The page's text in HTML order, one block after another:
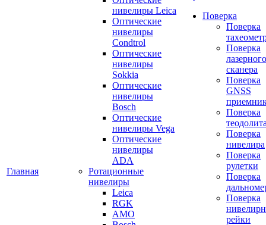
Главная
нивелиры Leica
Оптические
нивелиры
Condtrol
Оптические
нивелиры
Sokkia
Оптические
нивелиры
Bosch
Оптические
нивелиры Vega
Оптические
нивелиры
ADA
Ротационные
нивелиры
Leica
RGK
AMO
Поверка
Поверка
Поверка
лазерного
сканера
Поверка
GNSS
Поверка
Поверка
нивелира
Поверка
рулетки
Поверка
Поверка
рейки